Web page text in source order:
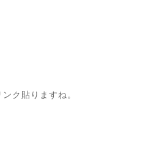
ク貼りますね。